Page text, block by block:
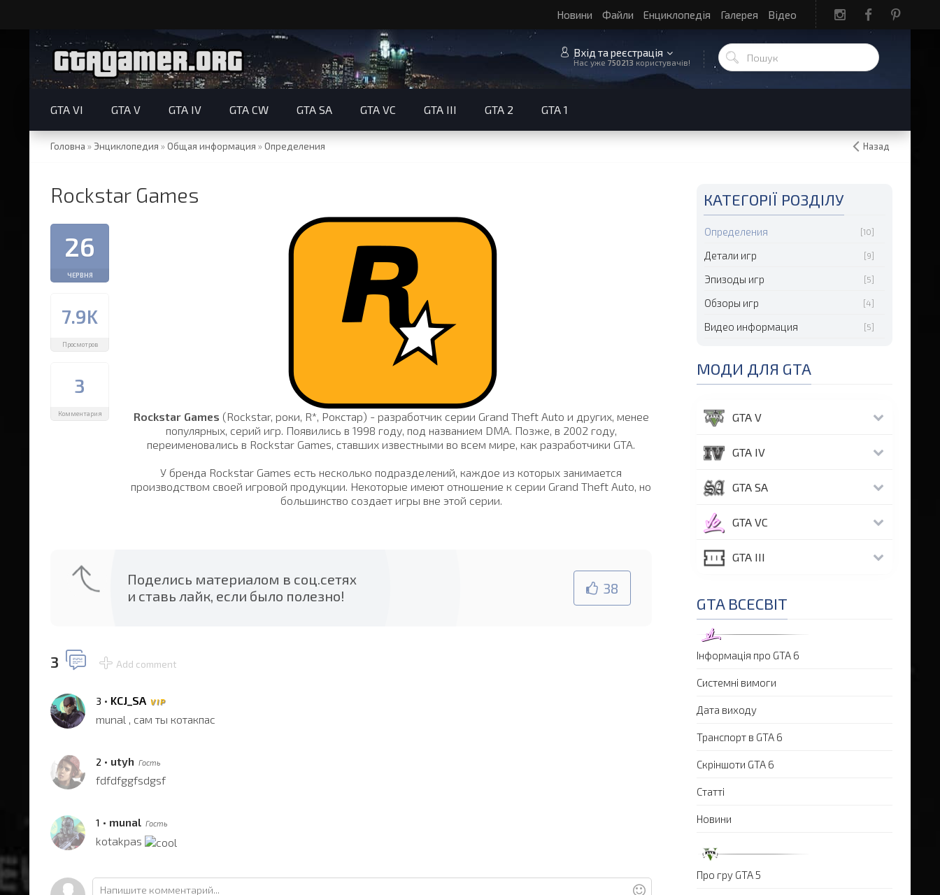
Новини Файли Енциклопедія Галерея Відео
Вхід та реєстрація
Нас уже 750213 користувачів!
GTA VI GTA V GTA IV GTA CW GTA SA GTA VC GTA III GTA 2 GTA 1
Назад
Головна »Энциклопедия »Общая информация »Определения
Rockstar Games
26
ЧЕРВНЯ
7.9K
Просмотров
3
Комментария Rockstar Games (Rockstar, роки, R*, Рокстар) - разработчик серии Grand Theft Auto и других, менее
популярных, серий игр. Появились в 1998 году, под названием DMA. Позже, в 2002 году,
переименовались в Rockstar Games, ставших известными во всем мире, как разработчики GTA.
У бренда Rockstar Games есть несколько подразделений, каждое из которых занимается
производством своей игровой продукции. Некоторые имеют отношение к серии Grand Theft Auto, но
большинство создает игры вне этой серии.
Поделись материалом в соц.сетях
и ставь лайк, если было полезно!
38
3 Add comment
3 • KCJ_SA V I P
munal , сам ты котакпас
2 • utyh Гость
fdfdfggfsdgsf
1 • munal Гость
kotakpas
КАТЕГОРІЇ РОЗДІЛУ
Определения [10]
Детали игр [9]
Эпизоды игр [5]
Обзоры игр [4]
Видео информация [5]
МОДИ ДЛЯ GTA
GTA V
GTA IV
GTA SA
GTA VC
GTA III
GTA ВСЕСВІТ
Інформація про GTA 6
Системні вимоги
Дата виходу
Транспорт в GTA 6
Скріншоти GTA 6
Статті
Новини
Про гру GTA 5